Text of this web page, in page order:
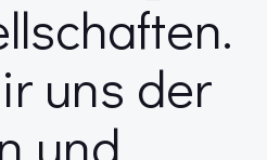
uns der
und